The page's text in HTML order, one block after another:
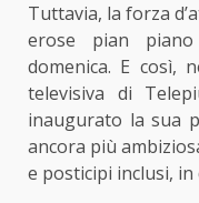
Tuttavia, la forza
erose pian
domenica. E così,
televisiva di
inaugurato la sua
ancora più
e posticipi inclusi, in